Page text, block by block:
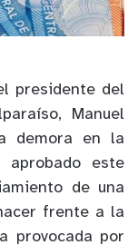
presidente del
Manuel
demora en la
este
de una
frente a la
provocada por